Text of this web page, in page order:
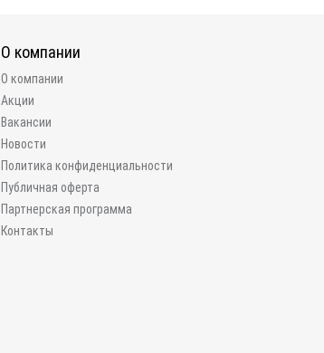
О компании
О компании
Акции
Вакансии
Новости
Политика конфиденциальности
Публичная оферта
Партнерская программа
Контакты